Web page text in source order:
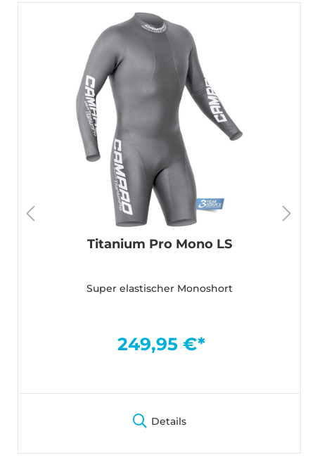
Titanium Pro Mono LS
Super elastischer Monoshort
249,95 €*
Details